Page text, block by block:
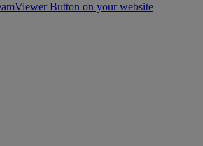
Button on your website